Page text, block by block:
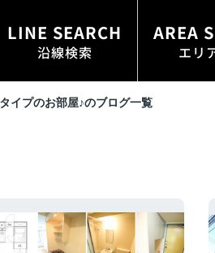
LINE SEARCH
沿線検索
AREA
エリ
イプのお部屋♪のブログ一覧